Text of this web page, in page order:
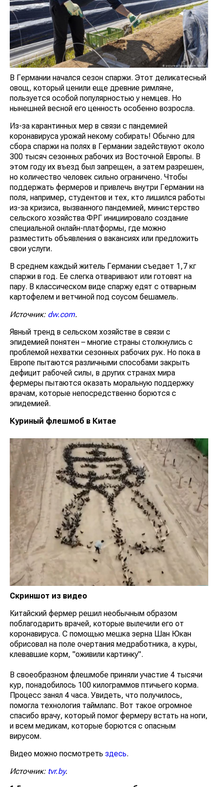
В Германии начался сезон спаржи. Этот деликатесный
овощ, который ценили еще древние римляне,
пользуется особой популярностью у немцев. Но
нынешней весной его ценность особенно возросла.
Из-за карантинных мер в связи с пандемией
коронавируса урожай некому собирать! Обычно для
сбора спаржи на полях в Германии задействуют около
300 тысяч сезонных рабочих из Восточной Европы. В
этом году их въезд был запрещен, а затем разрешен,
но количество человек сильно ограничено. Чтобы
поддержать фермеров и привлечь внутри Германии на
поля, например, студентов и тех, кто лишился работы
из-за кризиса, вызванного пандемией, министерство
сельского хозяйства ФРГ инициировало создание
специальной онлайн-платформы, где можно
разместить объявления о вакансиях или предложить
свои услуги.
В среднем каждый житель Германии съедает 1,7 кг
спаржи в год. Ее слегка отваривают или готовят на
пару. В классическом виде спаржу едят с отварным
картофелем и ветчиной под соусом бешамель.
Источник: dw.com.
Явный тренд в сельском хозяйстве в связи с
эпидемией понятен – многие страны столкнулись с
проблемой нехватки сезонных рабочих рук. Но пока в
Европе пытаются различными способами закрыть
дефицит рабочей силы, в других странах мира
фермеры пытаются оказать моральную поддержку
врачам, которые непосредственно борются с
эпидемией.
Куриный флешмоб в Китае
Скриншот из видео
Китайский фермер решил необычным образом
поблагодарить врачей, которые вылечили его от
коронавируса. С помощью мешка зерна Шан Юкан
обрисовал на поле очертания медработника, а куры,
клевавшие корм, "оживили картинку".
В своеобразном флешмобе приняли участие 4 тысячи
кур, понадобилось 100 килограммов птичьего корма.
Процесс занял 4 часа. Увидеть, что получилось,
помогла технология таймлапс. Вот такое огромное
спасибо врачу, который помог фермеру встать на ноги,
и всем медикам, которые борются с опасным
вирусом.
Видео можно посмотреть здесь.
Источник: tvr.by.